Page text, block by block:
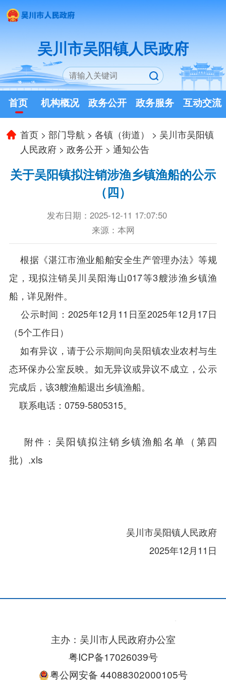
吴川市吴阳镇人民政府
首页 机构概况 政务公开 政务服务 互动交流
首页 >部门导航 >各镇（街道） > 吴川市吴阳镇
人民政府 >政务公开 >通知公告
关于吴阳镇拟注销涉渔乡镇渔船的公示
（四）
发布日期：2025-12-11 17:07:50
来源：本网
根据《湛江市渔业船舶安全生产管理办法》等规
定，现拟注销吴川吴阳海山017等3艘涉渔乡镇渔
船，详见附件。
公示时间：2025年12月11日至2025年12月17日
（5个工作日）
如有异议，请于公示期间向吴阳镇农业农村与生
态环保办公室反映。如无异议或异议不成立，公示
完成后，该3艘渔船退出乡镇渔船。
联系电话：0759-5805315。
附件： 吴阳镇拟注销乡镇渔船名单（第四
批）.xls
吴川市吴阳镇人民政府
2025年12月11日
主办：吴川市人民政府办公室
粤ICP备17026039号
粤公网安备 44088302000105号